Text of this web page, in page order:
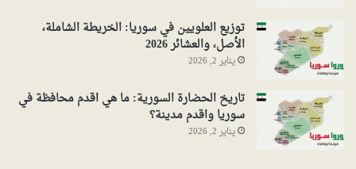
توزيع العلويين في سوريا: الخريطة الشاملة،
الأصل، والعشائر 2026
يناير 2, 2026
تاريخ الحضارة السورية: ما هي اقدم محافظة في
سوريا واقدم مدينة؟
يناير 2, 2026